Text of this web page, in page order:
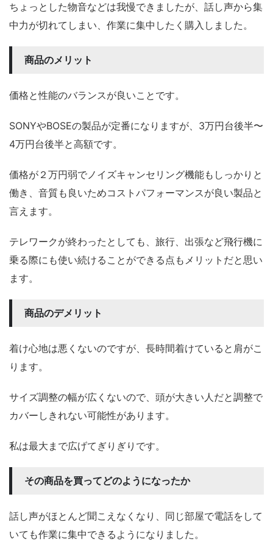
ちょっとした物音などは我慢できましたが、話し声から集
中力が切れてしまい、作業に集中したく購入しました。
商品のメリット
価格と性能のバランスが良いことです。
SONYやBOSEの製品が定番になりますが、3万円台後半〜
4万円台後半と高額です。
価格が２万円弱でノイズキャンセリング機能もしっかりと
働き、音質も良いためコストパフォーマンスが良い製品と
言えます。
テレワークが終わったとしても、旅行、出張など飛行機に
乗る際にも使い続けることができる点もメリットだと思い
ます。
商品のデメリット
着け心地は悪くないのですが、長時間着けていると肩がこ
ります。
サイズ調整の幅が広くないので、頭が大きい人だと調整で
カバーしきれない可能性があります。
私は最大まで広げてぎりぎりです。
その商品を買ってどのようになったか
話し声がほとんど聞こえなくなり、同じ部屋で電話をして
いても作業に集中できるようになりました。